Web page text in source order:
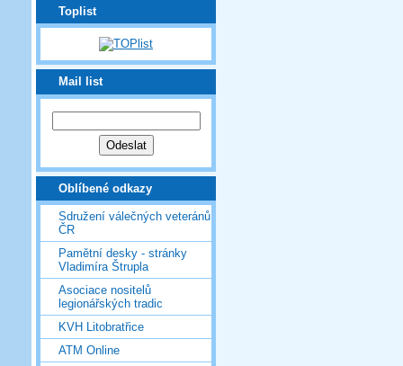
Toplist
Mail list
Oblíbené odkazy
Sdružení válečných veteránů
ČR
Pamětní desky - stránky
Vladimíra Štrupla
Asociace nositelů
legionářských tradic
KVH Litobratřice
ATM Online